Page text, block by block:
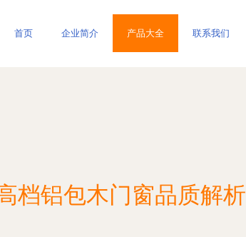
首页 企业简介 产品大全 联系我们
档铝包木门窗品质解析